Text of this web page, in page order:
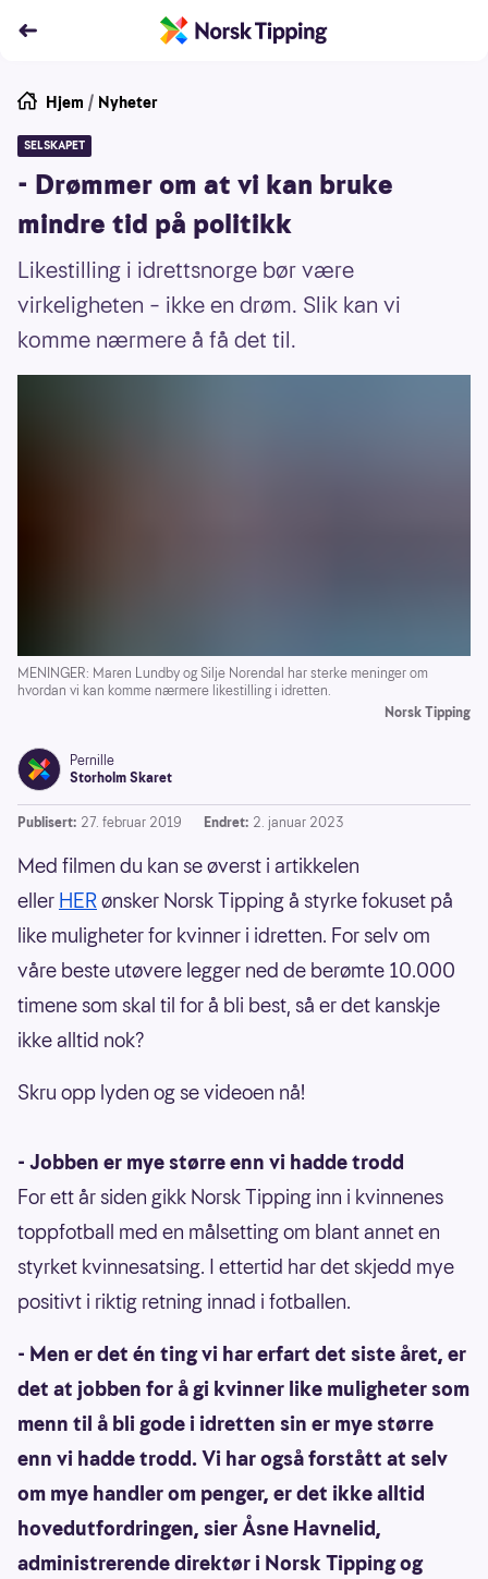
Hjem / Nyheter
SELSKAPET
- Drømmer om at vi kan bruke
mindre tid på politikk
Likestilling i idrettsnorge bør være
virkeligheten – ikke en drøm. Slik kan vi
komme nærmere å få det til.
MENINGER: Maren Lundby og Silje Norendal har sterke meninger om
hvordan vi kan komme nærmere likestilling i idretten.
Norsk Tipping
Pernille
Storholm Skaret
Publisert: 27. februar 2019 Endret: 2. januar 2023
Med filmen du kan se øverst i artikkelen
eller HERønsker Norsk Tipping å styrke fokuset på
like muligheter for kvinner i idretten. For selv om
våre beste utøvere legger ned de berømte 10.000
timene som skal til for å bli best, så er det kanskje
ikke alltid nok?
Skru opp lyden og se videoen nå!
- Jobben er mye større enn vi hadde trodd
For ett år siden gikk Norsk Tipping inn i kvinnenes
toppfotball med en målsetting om blant annet en
styrket kvinnesatsing. I ettertid har det skjedd mye
positivt i riktig retning innad i fotballen.
- Men er det én ting vi har erfart det siste året, er
det at jobben for å gi kvinner like muligheter som
menn til å bli gode i idretten sin er mye større
enn vi hadde trodd. Vi har også forstått at selv
om mye handler om penger, er det ikke alltid
hovedutfordringen, sier Åsne Havnelid,
administrerende direktør i Norsk Tipping og